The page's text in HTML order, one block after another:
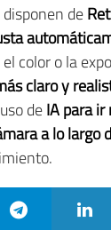
de
color o la
claro y
deIA para
a lo largo
familia Ring es